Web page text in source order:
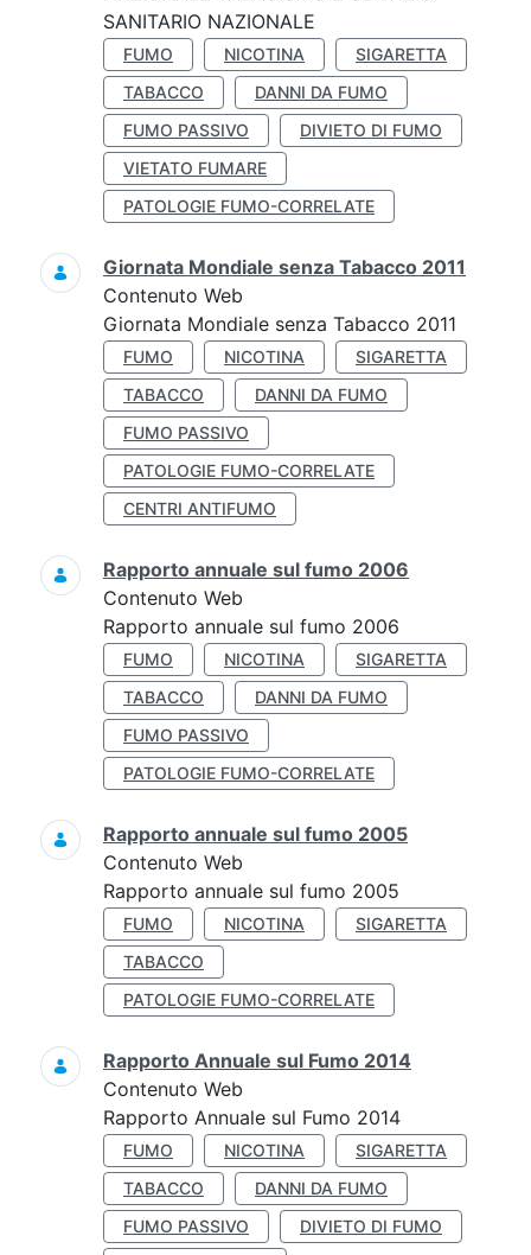
SANITARIO NAZIONALE
FUMO NICOTINA
SIGARETTA
TABACCO
DANNI DA FUMO
FUMO PASSIVO
DIVIETO DI FUMO
VIETATO FUMARE
PATOLOGIE FUMO-CORRELATE
Giornata Mondiale senza Tabacco 2011
Contenuto Web
Giornata Mondiale senza Tabacco 2011
FUMO NICOTINA
SIGARETTA
TABACCO
DANNI DA FUMO
FUMO PASSIVO
PATOLOGIE FUMO-CORRELATE
CENTRI ANTIFUMO
Rapporto annuale sul fumo 2006
Contenuto Web
Rapporto annuale sul fumo 2006
FUMO NICOTINA
SIGARETTA
TABACCO
DANNI DA FUMO
FUMO PASSIVO
PATOLOGIE FUMO-CORRELATE
Rapporto annuale sul fumo 2005
Contenuto Web
Rapporto annuale sul fumo 2005
FUMO NICOTINA
SIGARETTA
TABACCO
PATOLOGIE FUMO-CORRELATE
Rapporto Annuale sul Fumo 2014
Contenuto Web
Rapporto Annuale sul Fumo 2014
FUMO NICOTINA
SIGARETTA
TABACCO
DANNI DA FUMO
FUMO PASSIVO
DIVIETO DI FUMO